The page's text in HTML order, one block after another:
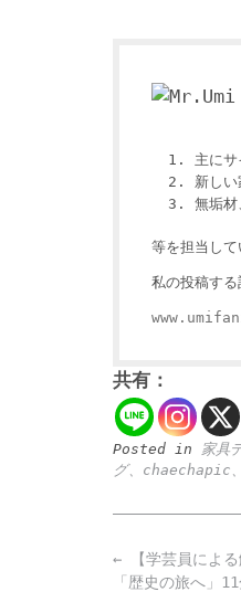
主に
新し
無垢材
等を担当して
私の投稿す
共有：
Posted in 家具
グ、chaechapic
Post
navigation
← 【学芸員によ
「歴史の旅へ」